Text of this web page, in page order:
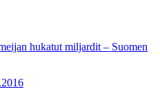
hukatut miljardit – Suomen